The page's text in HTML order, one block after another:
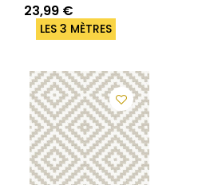
23,99 €
LES 3 MÈTRES